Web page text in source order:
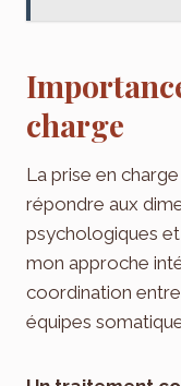
charge
La prise en
répondre aux
psychologiques
mon approche
coordination
équipes